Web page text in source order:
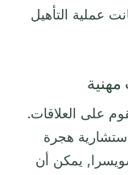
عملية التأهيل
على العلاقات.
هجرة
يمكن أن